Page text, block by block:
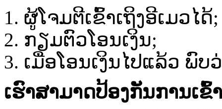
ຜູ້​ໂຈມ​ຕີ​ເຂົ້າ​ເຖິງ​ອີ​ເມວ​ໄດ້;​
ກຽມ​ຕົວ​ໂອນ​ເງິນ​;
ເມື່ອ​ໂອນ​ເງິນ​ໄປ​ແລ້ວ ​ພົບ​
ເຮົາ​ສາມາດ​ປ້ອງ​ກັນ​ການ​ເຂົ້